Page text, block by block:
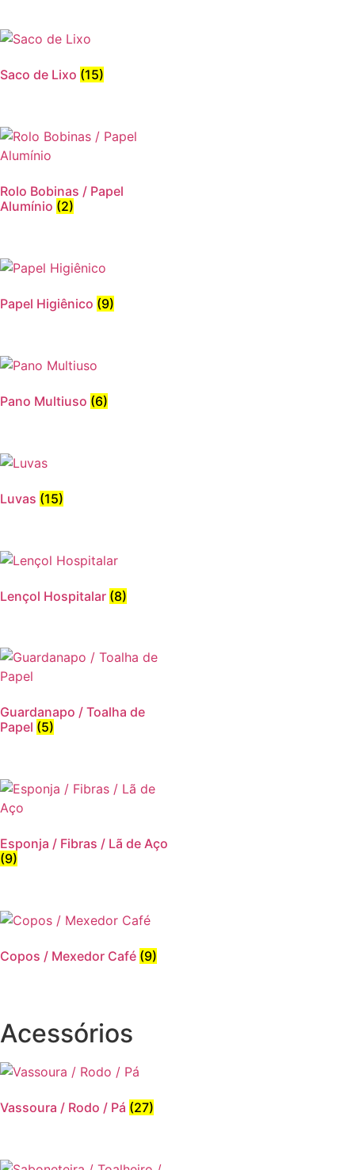
Saco de Lixo (15)
Rolo Bobinas / Papel
Alumínio (2)
Papel Higiênico (9)
Pano Multiuso (6)
Luvas (15)
Lençol Hospitalar (8)
Guardanapo / Toalha de
Papel (5)
Esponja / Fibras / Lã de Aço
(9)
Copos / Mexedor Café (9)
Acessórios
Vassoura / Rodo / Pá (27)